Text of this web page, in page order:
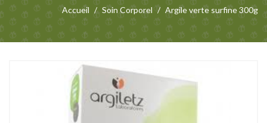
Accueil Soin Corporel Argile verte surfine 300g